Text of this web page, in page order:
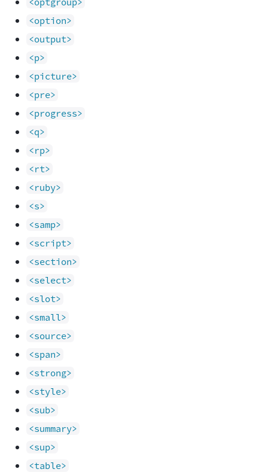
<option>
<output>
<p>
<picture>
<pre>
<progress>
<q>
<rp>
<rt>
<ruby>
<s>
<samp>
<script>
<section>
<select>
<slot>
<small>
<source>
<span>
<strong>
<style>
<sub>
<summary>
<sup>
<table>